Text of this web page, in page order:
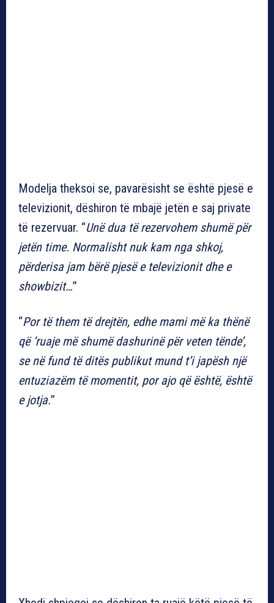
Modelja theksoi se, pavarësisht se është pjesë e
televizionit, dëshiron të mbajë jetën e saj private
të rezervuar. “Unë dua të rezervohem shumë për
jetën time. Normalisht nuk kam nga shkoj,
përderisa jam bërë pjesë e televizionit dhe e
showbizit…”
“Por të them të drejtën, edhe mami më ka thënë
që ‘ruaje më shumë dashurinë për veten tënde’,
se në fund të ditës publikut mund t’i japësh një
entuziazëm të momentit, por ajo që është, është
e jotja.”